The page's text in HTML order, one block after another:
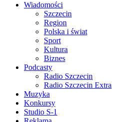
Wiadomości
Szczecin
Region
Polska i świat
Sport
Kultura
Biznes
Podcasty
Radio Szczecin
Radio Szczecin Extra
Muzyka
Konkursy
Studio S-1